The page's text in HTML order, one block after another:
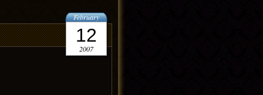
February
12
2007